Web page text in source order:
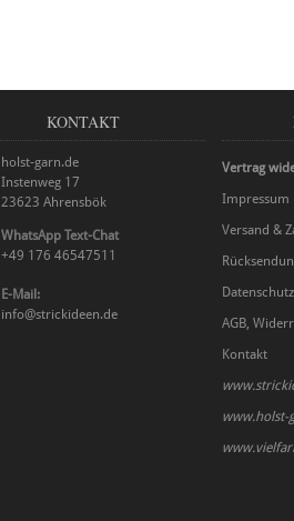
KONTAKT
holst-garn.de
Instenweg 17
23623 Ahrensbök
WhatsApp Text-Chat
+49 176 46547511
E-Mail:
info@strickideen.de
Vertrag
Impressum
Versand &
Datenschutz
AGB,
Kontakt
www.holst-